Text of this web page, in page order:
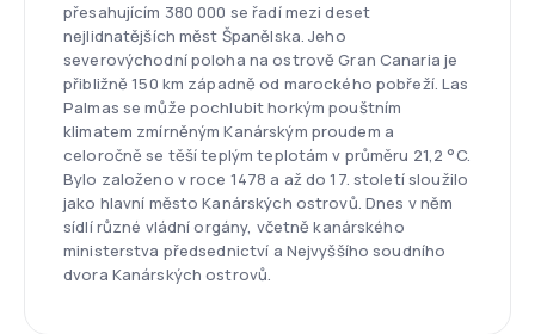
přesahujícím 380 000 se řadí mezi deset
nejlidnatějších měst Španělska. Jeho
severovýchodní poloha na ostrově Gran Canaria je
přibližně 150 km západně od marockého pobřeží. Las
Palmas se může pochlubit horkým pouštním
klimatem zmírněným Kanárským proudem a
celoročně se těší teplým teplotám v průměru 21,2 °C.
Bylo založeno v roce 1478 a až do 17. století sloužilo
jako hlavní město Kanárských ostrovů. Dnes v něm
sídlí různé vládní orgány, včetně kanárského
ministerstva předsednictví a Nejvyššího soudního
dvora Kanárských ostrovů.